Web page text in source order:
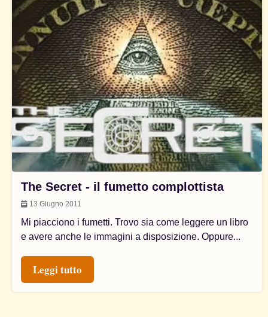
The Secret - il fumetto complottista
13 Giugno 2011
Mi piacciono i fumetti. Trovo sia come leggere un libro
e avere anche le immagini a disposizione. Oppure...
Leggi tutto